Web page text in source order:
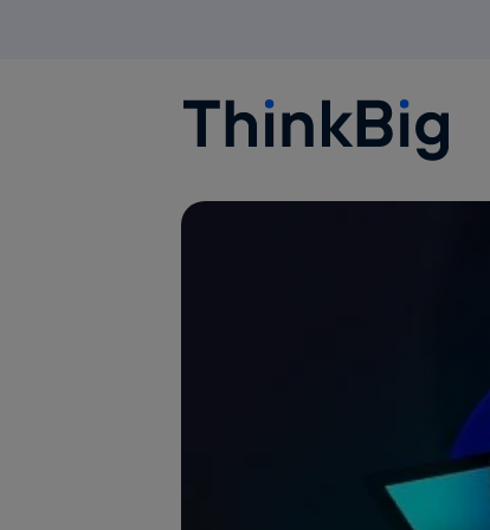
Blogthinkbig.com